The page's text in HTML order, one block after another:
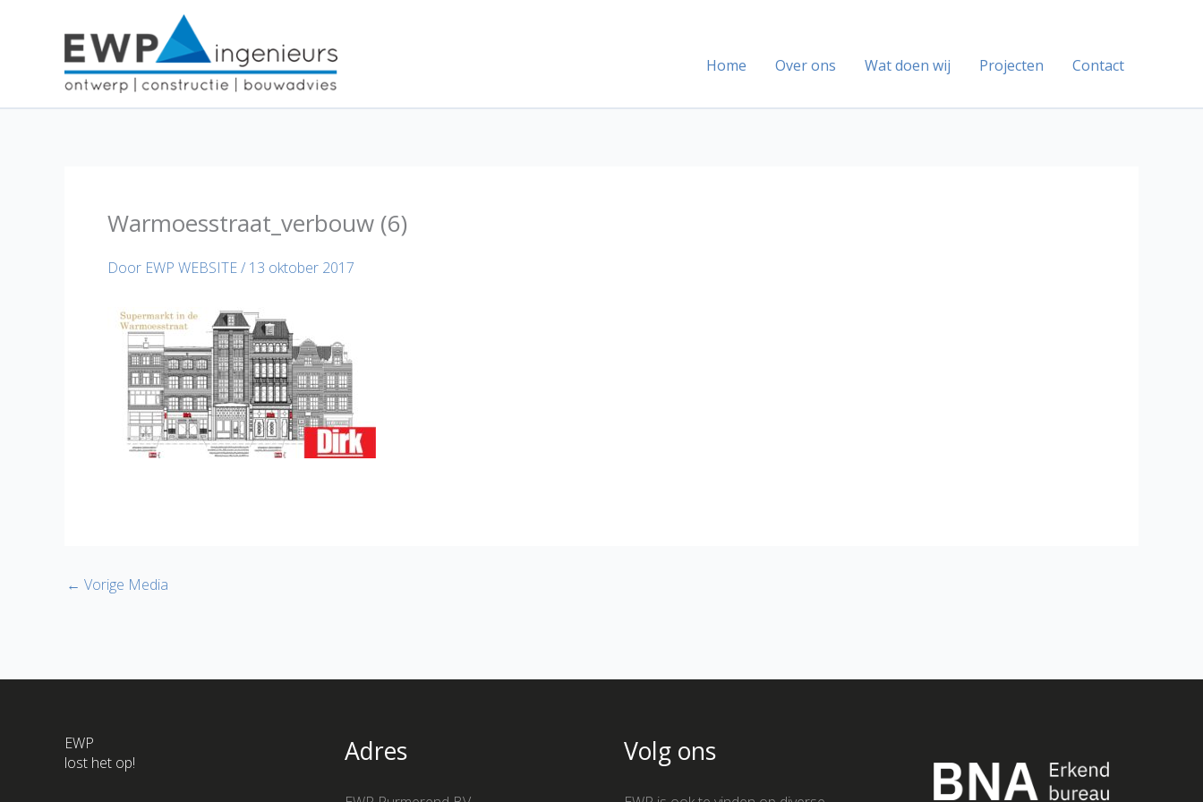
Home Over ons Wat doen wij Projecten Contact
Warmoesstraat_verbouw (6)
Door EWP WEBSITE/ 13 oktober 2017
← Vorige Media
EWP
lost het op!
Adres Volg ons